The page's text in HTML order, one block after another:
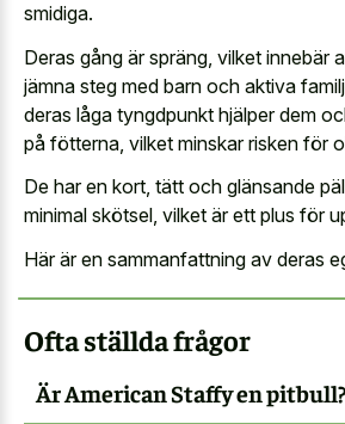
smidiga.
Deras gång är spräng, vilket innebär
jämna steg med barn och aktiva
deras låga tyngdpunkt hjälper dem
på fötterna, vilket minskar risken för
De har en kort, tätt och glänsande
minimal skötsel, vilket är ett plus för
Här är en sammanfattning av deras
Ofta ställda frågor
Är American Staffy en pitbull?